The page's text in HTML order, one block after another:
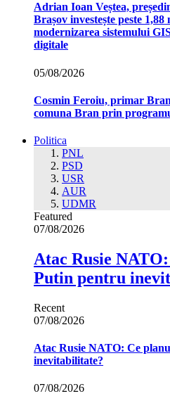
Adrian Ioan Veștea,
Brașov investește peste 1,88
modernizarea sistemului
digitale
05/08/2026
Cosmin Feroiu, primar
comuna Bran prin
Politica
PNL
PSD
USR
AUR
UDMR
Featured
07/08/2026
Atac Rusie
Putin pentru
Recent
07/08/2026
Atac Rusie NATO: Ce
inevitabilitate?
07/08/2026